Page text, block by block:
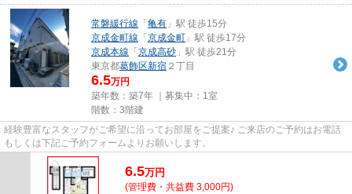
常磐緩行線 「 亀有 」駅 徒歩15分
京成金町線 「 京成金町 」駅 徒歩17分
京成本線 「 京成高砂 」駅 徒歩21分
東京都葛飾区新宿 ２丁目
6.5万円
築年数：築7年 ｜募集中： 1室
階数：3階建
経験豊富なスタッフがご希望に沿ってお部屋をご提案♪ ご来店のご予約はお電話
もしくは下記ご予約フォームよりお願いします。
6.5万円
(管理費・共益費 3,000円)